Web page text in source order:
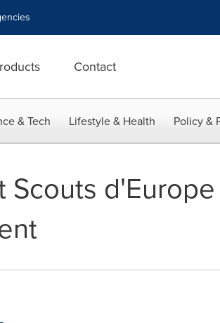
Contact
& Tech Lifestyle & Health Policy &
Scouts